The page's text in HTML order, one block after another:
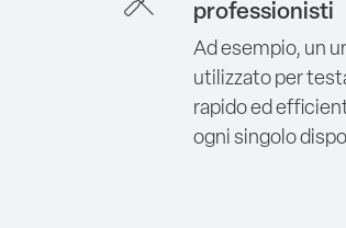
professionisti
Ad esempio, un
utilizzato per
rapido ed
ogni singolo